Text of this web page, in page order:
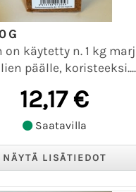
G
käytetty n. 1 kg
päälle, koristeeksi....
12,17 €
Saatavilla